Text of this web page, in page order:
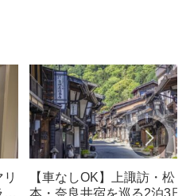
【車なしOK】上諏訪・松